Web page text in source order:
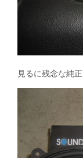
見るに残念な純